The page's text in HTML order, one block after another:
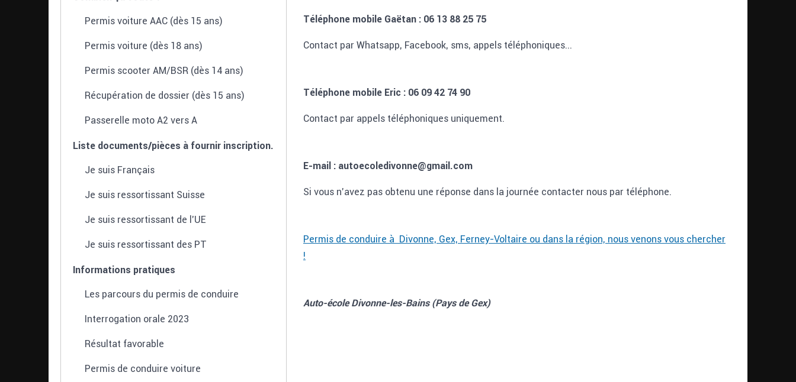
Permis voiture AAC (dès 15 ans)
Permis voiture (dès 18 ans)
Permis scooter AM/BSR (dès 14 ans)
Récupération de dossier (dès 15 ans)
Passerelle moto A2 vers A
Liste documents/pièces à fournir inscription.
Je suis Français
Je suis ressortissant Suisse
Je suis ressortissant de l'UE
Je suis ressortissant des PT
Informations pratiques
Les parcours du permis de conduire
Interrogation orale 2023
Résultat favorable
Permis de conduire voiture
Téléphone mobile Gaëtan : 06 13 88 25 75
Contact par Whatsapp, Facebook, sms, appels téléphoniques...
Téléphone mobile Eric : 06 09 42 74 90
Contact par appels téléphoniques uniquement.
E-mail : autoecoledivonne@gmail.com
Si vous n'avez pas obtenu une réponse dans la journée contacter nous par téléphone.
Permis de conduire à Divonne, Gex, Ferney-Voltaire ou dans la région, nous venons vous chercher
!
Auto-école Divonne-les-Bains (Pays de Gex)